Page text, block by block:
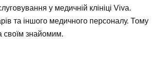
у медичній клініці Viva.
та іншого медичного персоналу. Тому
своїм знайомим.